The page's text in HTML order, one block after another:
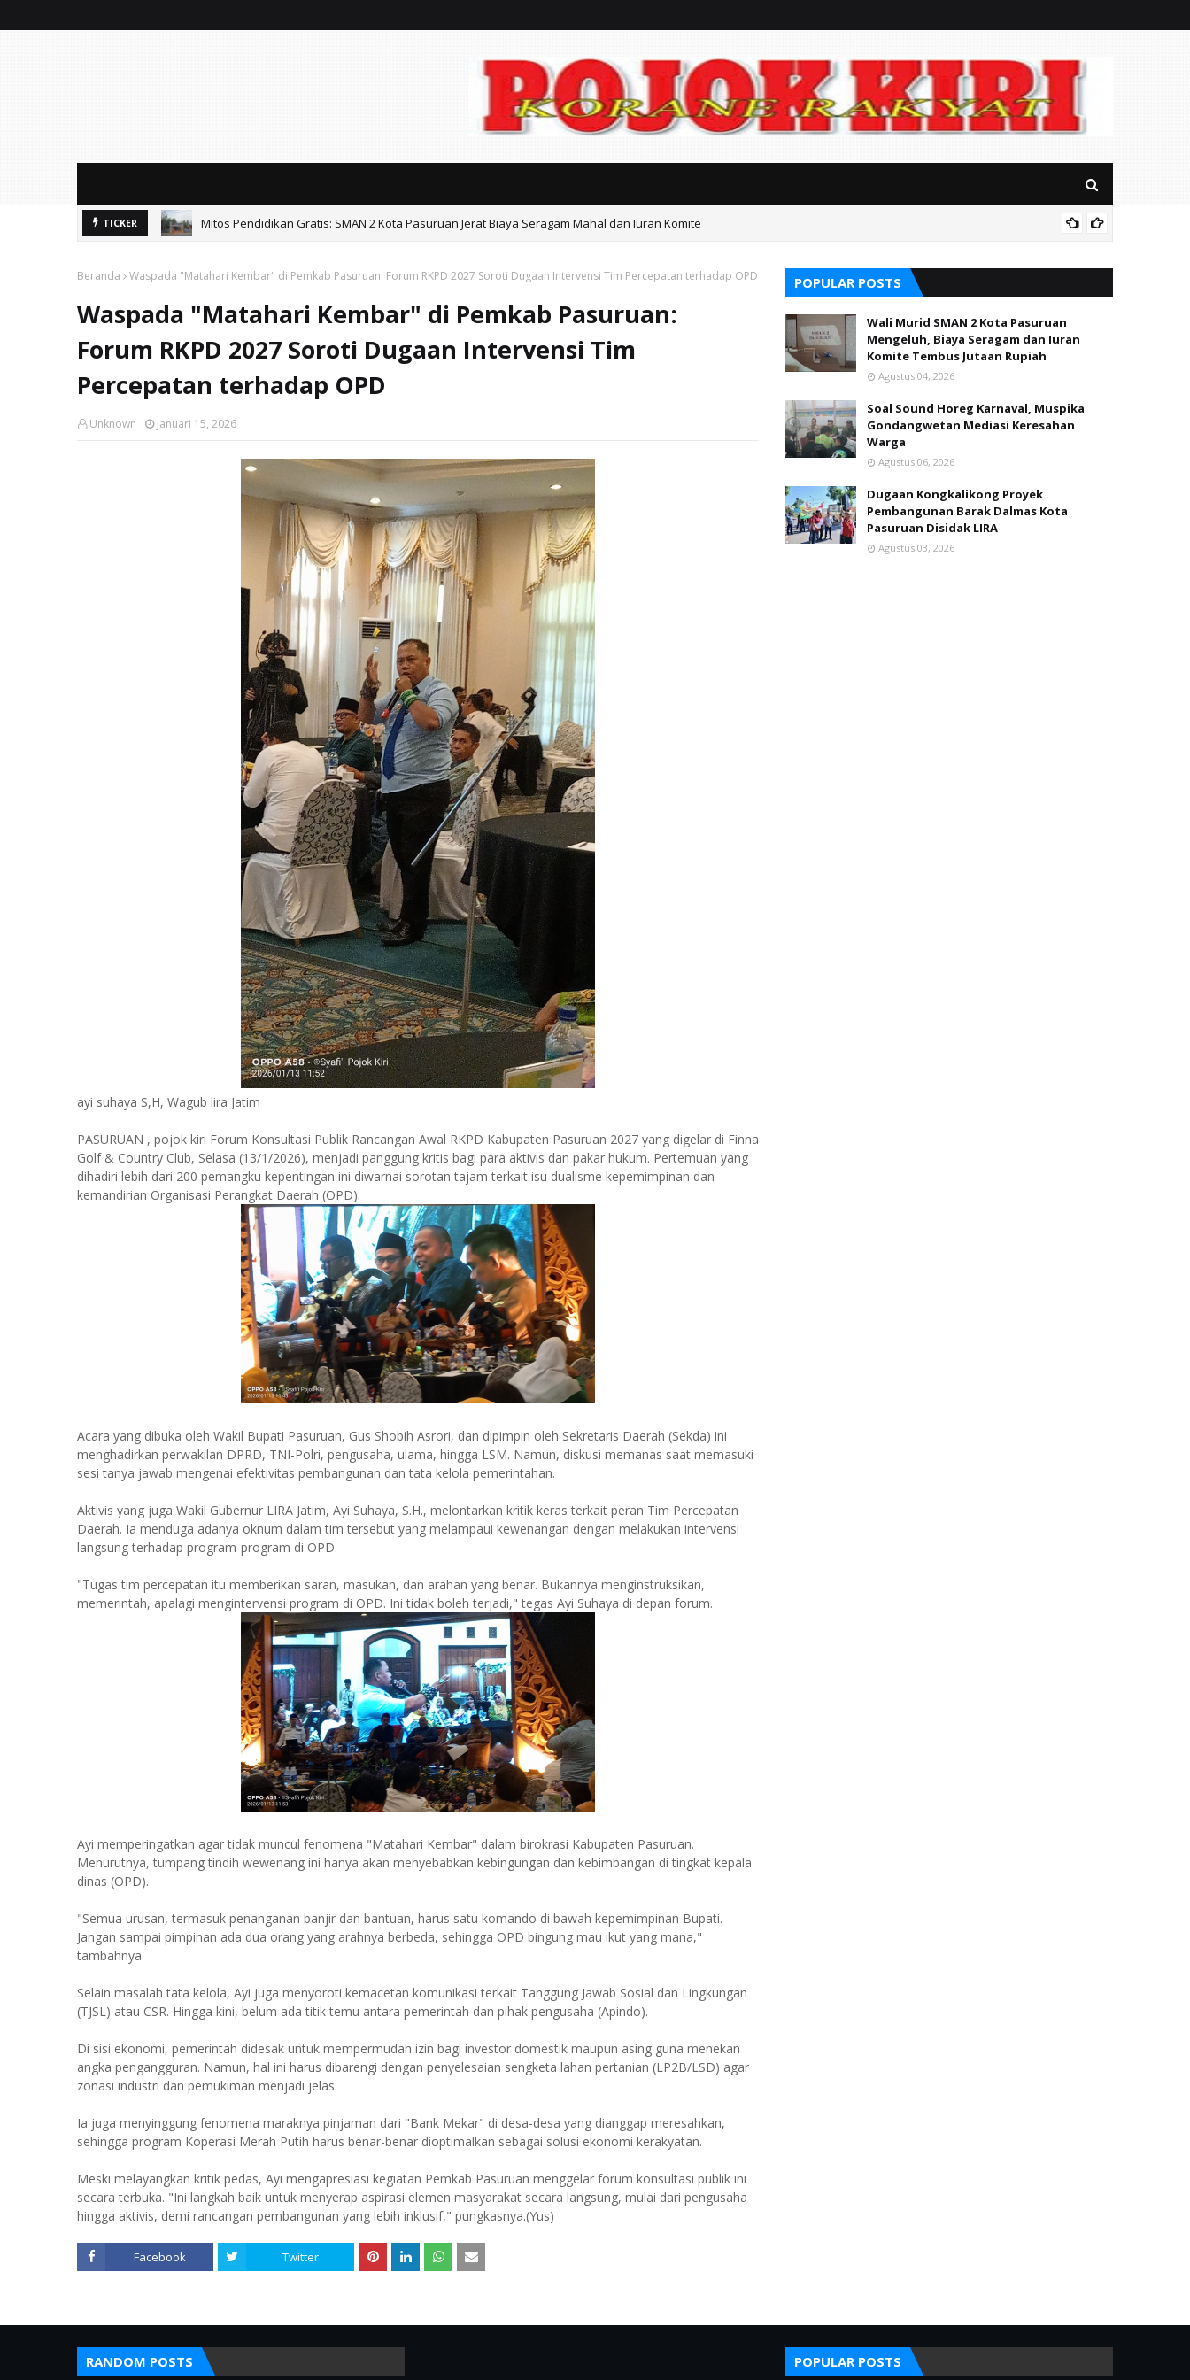
TICKER Mitos Pendidikan Gratis: SMAN 2 Kota Pasuruan Jerat Biaya Seragam Mahal dan Iuran Komite
Beranda Waspada "Matahari Kembar" di Pemkab Pasuruan: Forum RKPD 2027 Soroti Dugaan Intervensi Tim Percepatan terhadap OPD
Waspada "Matahari Kembar" di Pemkab Pasuruan:
Forum RKPD 2027 Soroti Dugaan Intervensi Tim
Percepatan terhadap OPD
Unknown Januari 15, 2026
ayi suhaya S,H, Wagub lira Jatim
PASURUAN , pojok kiri Forum Konsultasi Publik Rancangan Awal RKPD Kabupaten Pasuruan 2027 yang digelar di Finna
Golf & Country Club, Selasa (13/1/2026), menjadi panggung kritis bagi para aktivis dan pakar hukum. Pertemuan yang
dihadiri lebih dari 200 pemangku kepentingan ini diwarnai sorotan tajam terkait isu dualisme kepemimpinan dan
kemandirian Organisasi Perangkat Daerah (OPD).
Acara yang dibuka oleh Wakil Bupati Pasuruan, Gus Shobih Asrori, dan dipimpin oleh Sekretaris Daerah (Sekda) ini
menghadirkan perwakilan DPRD, TNI-Polri, pengusaha, ulama, hingga LSM. Namun, diskusi memanas saat memasuki
sesi tanya jawab mengenai efektivitas pembangunan dan tata kelola pemerintahan.
Aktivis yang juga Wakil Gubernur LIRA Jatim, Ayi Suhaya, S.H., melontarkan kritik keras terkait peran Tim Percepatan
Daerah. Ia menduga adanya oknum dalam tim tersebut yang melampaui kewenangan dengan melakukan intervensi
langsung terhadap program-program di OPD.
"Tugas tim percepatan itu memberikan saran, masukan, dan arahan yang benar. Bukannya menginstruksikan,
memerintah, apalagi mengintervensi program di OPD. Ini tidak boleh terjadi," tegas Ayi Suhaya di depan forum.
Ayi memperingatkan agar tidak muncul fenomena "Matahari Kembar" dalam birokrasi Kabupaten Pasuruan.
Menurutnya, tumpang tindih wewenang ini hanya akan menyebabkan kebingungan dan kebimbangan di tingkat kepala
dinas (OPD).
"Semua urusan, termasuk penanganan banjir dan bantuan, harus satu komando di bawah kepemimpinan Bupati.
Jangan sampai pimpinan ada dua orang yang arahnya berbeda, sehingga OPD bingung mau ikut yang mana,"
tambahnya.
Selain masalah tata kelola, Ayi juga menyoroti kemacetan komunikasi terkait Tanggung Jawab Sosial dan Lingkungan
(TJSL) atau CSR. Hingga kini, belum ada titik temu antara pemerintah dan pihak pengusaha (Apindo).
Di sisi ekonomi, pemerintah didesak untuk mempermudah izin bagi investor domestik maupun asing guna menekan
angka pengangguran. Namun, hal ini harus dibarengi dengan penyelesaian sengketa lahan pertanian (LP2B/LSD) agar
zonasi industri dan pemukiman menjadi jelas.
Ia juga menyinggung fenomena maraknya pinjaman dari "Bank Mekar" di desa-desa yang dianggap meresahkan,
sehingga program Koperasi Merah Putih harus benar-benar dioptimalkan sebagai solusi ekonomi kerakyatan.
Meski melayangkan kritik pedas, Ayi mengapresiasi kegiatan Pemkab Pasuruan menggelar forum konsultasi publik ini
secara terbuka. "Ini langkah baik untuk menyerap aspirasi elemen masyarakat secara langsung, mulai dari pengusaha
hingga aktivis, demi rancangan pembangunan yang lebih inklusif," pungkasnya.(Yus)
Facebook Twitter
POPULAR POSTS
Wali Murid SMAN 2 Kota Pasuruan
Mengeluh, Biaya Seragam dan Iuran
Komite Tembus Jutaan Rupiah
Agustus 04, 2026
Soal Sound Horeg Karnaval, Muspika
Gondangwetan Mediasi Keresahan
Warga
Agustus 06, 2026
Dugaan Kongkalikong Proyek
Pembangunan Barak Dalmas Kota
Pasuruan Disidak LIRA
Agustus 03, 2026
RANDOM POSTS POPULAR POSTS